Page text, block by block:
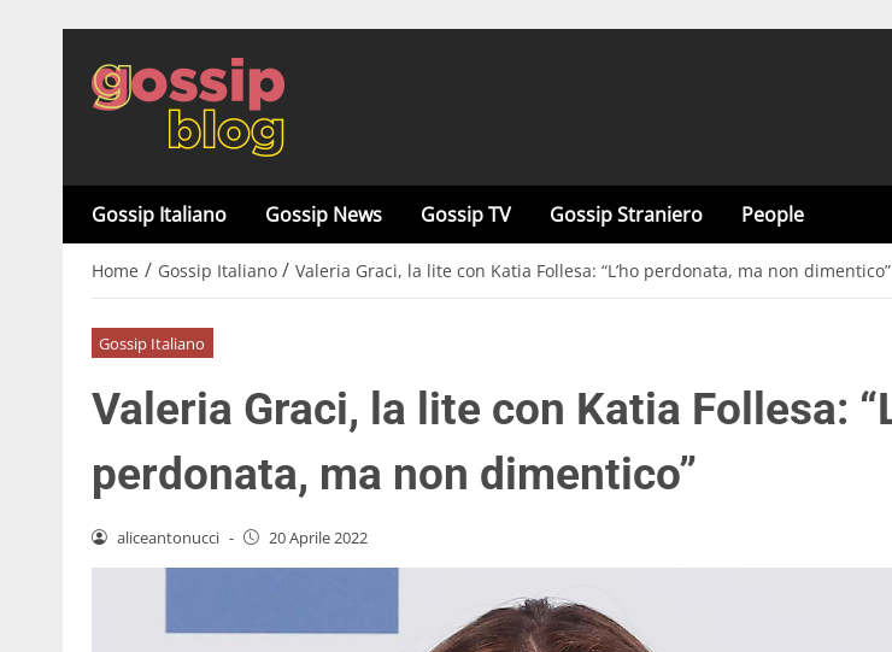
Gossip Italiano Gossip News Gossip TV Gossip Straniero People
Home / Gossip Italiano / Valeria Graci, la lite con Katia Follesa: “L’ho perdonata, ma non dimentico”
Gossip Italiano
Valeria Graci, la lite con Katia Follesa:
perdonata, ma non dimentico”
aliceantonucci - 20 Aprile 2022